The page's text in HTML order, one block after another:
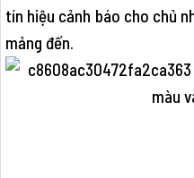
tín hiệu cảnh báo cho chủ
mảng đến.